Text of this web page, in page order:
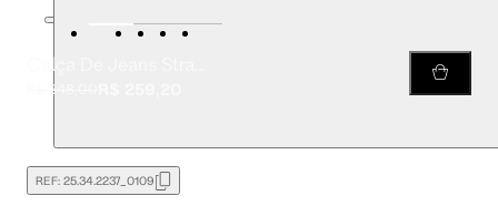
R$ 648,00
REF: 25.34.2237_0109